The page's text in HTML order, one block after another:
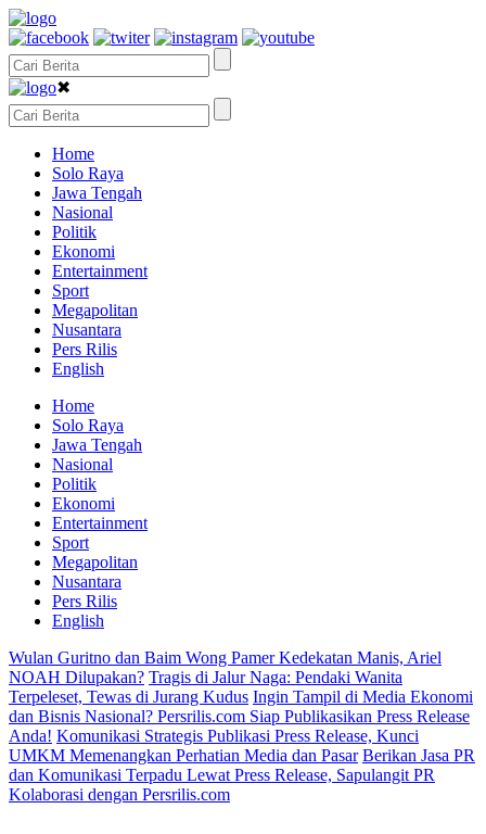
✖
Home
Solo Raya
Jawa Tengah
Nasional
Politik
Ekonomi
Entertainment
Sport
Megapolitan
Nusantara
Pers Rilis
English
Home
Solo Raya
Jawa Tengah
Nasional
Politik
Ekonomi
Entertainment
Sport
Megapolitan
Nusantara
Pers Rilis
English
Wulan Guritno dan Baim Wong Pamer Kedekatan Manis, Ariel
NOAH Dilupakan? Tragis di Jalur Naga: Pendaki Wanita
Terpeleset, Tewas di Jurang Kudus Ingin Tampil di Media Ekonomi
dan Bisnis Nasional? Persrilis.com Siap Publikasikan Press Release
Anda! Komunikasi Strategis Publikasi Press Release, Kunci
UMKM Memenangkan Perhatian Media dan Pasar Berikan Jasa PR
dan Komunikasi Terpadu Lewat Press Release, Sapulangit PR
Kolaborasi dengan Persrilis.com